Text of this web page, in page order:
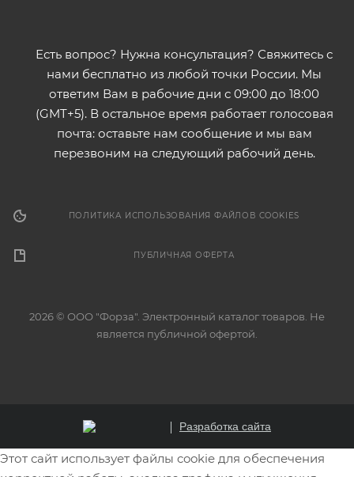
Есть вопрос? Нужна консультация? Свяжитесь с
нами бесплатно из любой точки России. Мы
ответим Вам в рабочие дни с 09:00 до 18:00
(GMT+5). В остальное время работает голосовая
почта: оставьте нам сообщение и мы вам
перезвоним на следующий рабочий день.
ПОЛИТИКА ИСПОЛЬЗОВАНИЯ ФАЙЛОВ COOKIES
ПУБЛИЧНАЯ ОФЕРТА
2026 © ООО "Форза". Электронный каталог товаров. Не
является публичной офертой.
Разработка сайта
Этот сайт использует файлы cookie для обеспечения